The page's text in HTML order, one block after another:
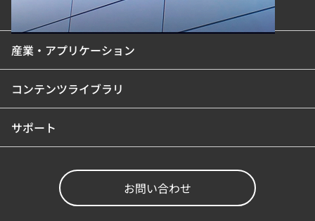
製品カテゴリ
産業・アプリケーション
コンテンツライブラリ
サポート
お問い合わせ